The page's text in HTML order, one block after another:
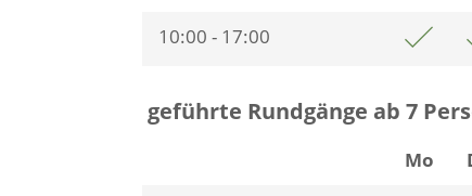
10:00 - 17:00
geführte Rundgänge ab 7
Mo